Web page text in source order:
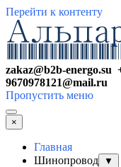
Перейти к контенту
zakaz@b2b-energo.su
9670978121@mail.ru
Пропустить меню
×
Главная
Шинопровод
▼